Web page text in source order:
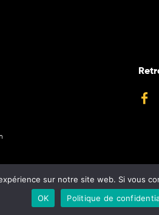
sur notre site web. Si vous
OK
Politique de